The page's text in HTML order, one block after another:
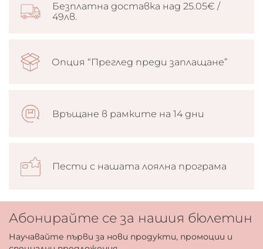
Безплатна доставка над 25.05€ /
49лв.
Опция “Преглед преди заплащане”
Връщане в рамките на 14 дни
Пести с нашата лоялна програма
Абонирайте се за нашия бюлетин
Научавайте първи за нови продукти, промоции и